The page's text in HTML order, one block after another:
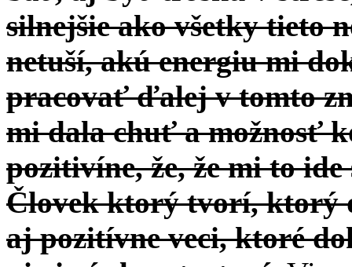
silnejšie ako všetky tieto
netuší, akú energiu mi
pracovať ďalej v tomto
mi dala chuť a možnosť
pozitivíne, že, že mi to ide
Človek ktorý tvorí, ktorý
aj pozitívne veci, ktoré